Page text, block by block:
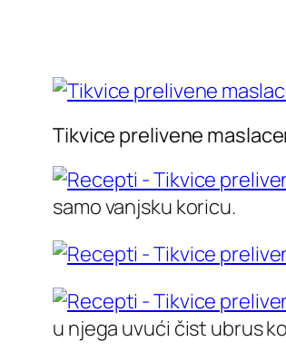
Tikvice prelivene
samo vanjsku koricu.
u njega uvući čist ubrus